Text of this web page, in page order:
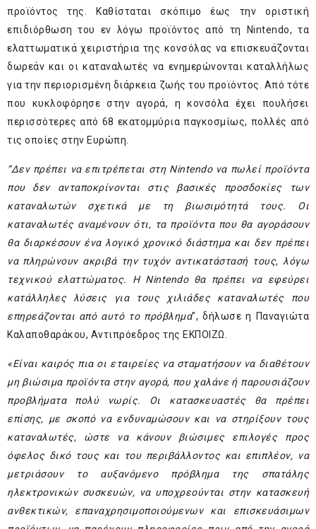
προϊόντος της. Καθίσταται σκόπιμο έως την οριστική
επιδιόρθωση του εν λόγω προϊόντος από τη Nintendo, τα
ελαττωματικά χειριστήρια της κονσόλας να επισκευάζονται
δωρεάν και οι καταναλωτές να ενημερώνονται καταλλήλως
για την περιορισμένη διάρκεια ζωής του προϊόντος. Από τότε
που κυκλοφόρησε στην αγορά, η κονσόλα έχει πουλήσει
περισσότερες από 68 εκατομμύρια παγκοσμίως, πολλές από
τις οποίες στην Ευρώπη.
“Δεν πρέπει να επιτρέπεται στη Nintendo να πωλεί προϊόντα
που δεν ανταποκρίνονται στις βασικές προσδοκίες των
καταναλωτών σχετικά με τη βιωσιμότητά τους. Οι
καταναλωτές αναμένουν ότι, τα προϊόντα που θα αγοράσουν
θα διαρκέσουν ένα λογικό χρονικό διάστημα και δεν πρέπει
να πληρώνουν ακριβά την τυχόν αντικατάστασή τους, λόγω
τεχνικού ελαττώματος. Η Nintendo θα πρέπει να εφεύρει
κατάλληλες λύσεις για τους χιλιάδες καταναλωτές που
επηρεάζονται από αυτό το πρόβλημα”, δήλωσε η Παναγιώτα
Καλαποθαράκου, Αντιπρόεδρος της ΕΚΠΟΙΖΩ.
«Είναι καιρός πια οι εταιρείες να σταματήσουν να διαθέτουν
μη βιώσιμα προϊόντα στην αγορά, που χαλάνε ή παρουσιάζουν
προβλήματα πολύ νωρίς. Οι κατασκευαστές θα πρέπει
επίσης, με σκοπό να ενδυναμώσουν και να στηρίξουν τους
καταναλωτές, ώστε να κάνουν βιώσιμες επιλογές προς
όφελος δικό τους και του περιβάλλοντος και επιπλέον, να
μετριάσουν το αυξανόμενο πρόβλημα της σπατάλης
ηλεκτρονικών συσκευών, να υποχρεούνται στην κατασκευή
ανθεκτικών, επαναχρησιμοποιούμενων και επισκευάσιμων